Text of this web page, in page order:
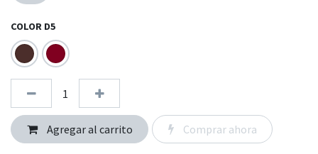
COLOR D5
Agregar al carrito Comprar ahora